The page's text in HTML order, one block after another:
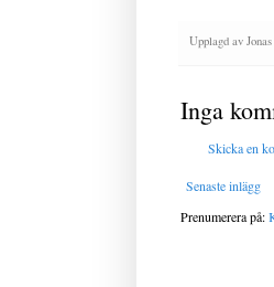
Upplagd av Jonas
Inga
Skicka en
Senaste inlägg
Prenumerera på: